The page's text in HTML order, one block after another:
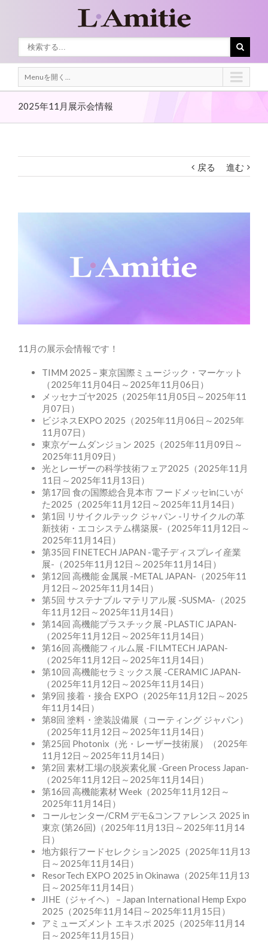
Menuを開く...
2025年11月展示会情報
戻る 進む
11月の展示会情報です！
TIMM 2025 – 東京国際ミュージック・マーケット
（2025年11月04日～2025年11月06日）
メッセナゴヤ2025（2025年11月05日～2025年11
月07日）
ビジネスEXPO 2025（2025年11月06日～2025年
11月07日）
東京ゲームダンジョン 2025（2025年11月09日～
2025年11月09日）
光とレーザーの科学技術フェア2025（2025年11月
11日～2025年11月13日）
第17回 食の国際総合見本市 フードメッセinにいが
た2025（2025年11月12日～2025年11月14日）
第1回 リサイクルテック ジャパン -リサイクルの革
新技術・エコシステム構築展-（2025年11月12日～
2025年11月14日）
第35回 FINETECH JAPAN -電子ディスプレイ産業
展-（2025年11月12日～2025年11月14日）
第12回 高機能 金属展 -METAL JAPAN-（2025年11
月12日～2025年11月14日）
第5回 サステナブル マテリアル展 -SUSMA-（2025
年11月12日～2025年11月14日）
第14回 高機能プラスチック展 -PLASTIC JAPAN-
（2025年11月12日～2025年11月14日）
第16回 高機能フィルム展 -FILMTECH JAPAN-
（2025年11月12日～2025年11月14日）
第10回 高機能セラミックス展 -CERAMIC JAPAN-
（2025年11月12日～2025年11月14日）
第9回 接着・接合 EXPO（2025年11月12日～2025
年11月14日）
第8回 塗料・塗装設備展（コーティング ジャパン）
（2025年11月12日～2025年11月14日）
第25回 Photonix（光・レーザー技術展）（2025年
11月12日～2025年11月14日）
第2回 素材工場の脱炭素化展 -Green Process Japan-
（2025年11月12日～2025年11月14日）
第16回 高機能素材 Week（2025年11月12日～
2025年11月14日）
コールセンター/CRM デモ&コンファレンス 2025 in
東京 (第26回)（2025年11月13日～2025年11月14
日）
地方銀行フードセレクション2025（2025年11月13
日～2025年11月14日）
ResorTech EXPO 2025 in Okinawa（2025年11月13
日～2025年11月14日）
JIHE（ジャイヘ） – Japan International Hemp Expo
2025（2025年11月14日～2025年11月15日）
アミューズメント エキスポ 2025（2025年11月14
日～2025年11月15日）